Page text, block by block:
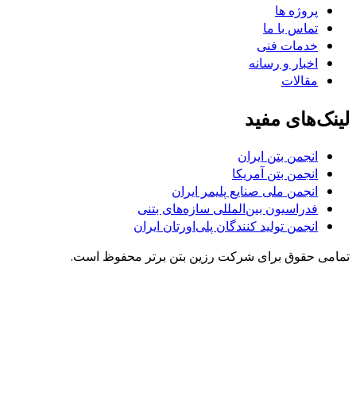
پروژه ها
تماس با ما
خدمات فنی
اخبار و رسانه
مقالات
لینک‌های مفید
انجمن بتن ایران
انجمن بتن آمریکا
انجمن ملی صنایع پلیمر ایران
فدراسیون بین‌المللی سازه‌های بتنی
انجمن تولید کنندگان پلی‌اورتان ایران
تمامی حقوق برای شرکت رزین بتن برتر محفوظ است.